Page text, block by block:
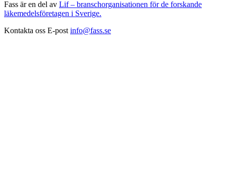
Fass är en del av Lif – branschorganisationen för de forskande
läkemedelsföretagen i Sverige.
Kontakta oss E-post info@fass.se